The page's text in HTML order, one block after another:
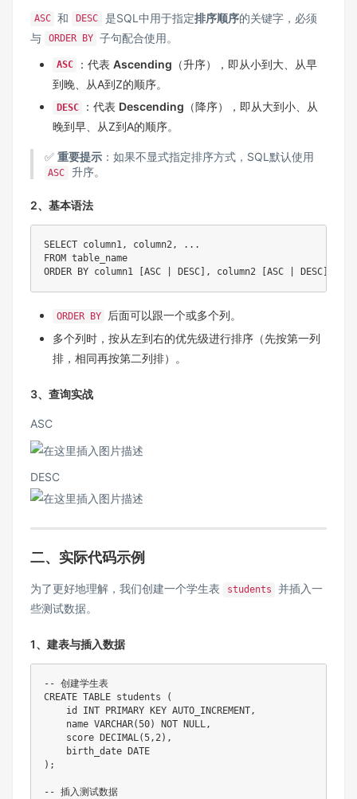
ASC 和 DESC 是SQL中用于指定排序顺序的关键字，必须
与
ORDER BY 子句配合使用。
ASC ：代表Ascending （升序），即从小到大、从早
到晚、从A到Z的顺序。
DESC ：代表 Descending （降序），即从大到小、从
晚到早、从Z到A的顺序。
✅ 重要提示：如果不显式指定排序方式，SQL默认使用
ASC 升序。
2、基本语法
SELECT column1, column2, . . .
FROM
ORDER
BY column1 ASC DESC , column2 ASC DESC
ORDER BY
后面可以跟一个或多个列。
多个列时，按从左到右的优先级进行排序（先按第一列
排，相同再按第二列排）。
3、查询实战
ASC
DESC
二、实际代码示例
为了更好地理解，我们创建一个学生表 students
并插入一
些测试数据。
1、建表与插入数据
-- 创建学生表
CREATE TABLE students
(
    id
INT PRIMARY KEY AUTO_INCREMENT,
    name
VARCHAR(50) NOT NULL,
    score
DECIMAL(5, 2) ,
    birth_date
DATE
) ;
-- 插入测试数据